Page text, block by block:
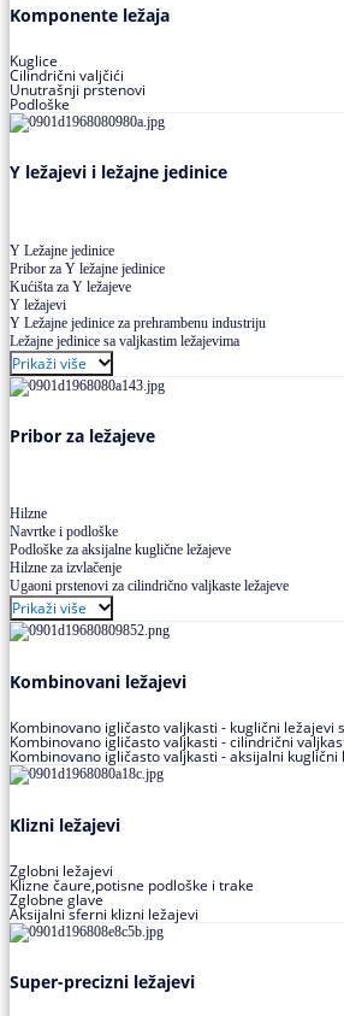
Komponente ležaja
Kuglice
Cilindrični valjčići
Unutrašnji prstenovi
Podloške
Y ležajevi i ležajne jedinice
Y Ležajne jedinice
Pribor za Y ležajne jedinice
Kućišta za Y ležajeve
Y ležajevi
Y Ležajne jedinice za prehrambenu industriju
Ležajne jedinice sa valjkastim ležajevima
Prikaži više
Pribor za ležajeve
Hilzne
Navrtke i podloške
Podloške za aksijalne kuglične ležajeve
Hilzne za izvlačenje
Ugaoni prstenovi za cilindrično valjkaste ležajeve
Prikaži više
Kombinovani ležajevi
Kombinovano igličasto valjkasti - kuglični ležajevi
Kombinovano igličasto valjkasti - cilindrični
Kombinovano igličasto valjkasti - aksijalni kuglični
Klizni ležajevi
Zglobni ležajevi
Klizne čaure,potisne podloške i trake
Zglobne glave
Aksijalni sferni klizni ležajevi
Super-precizni ležajevi